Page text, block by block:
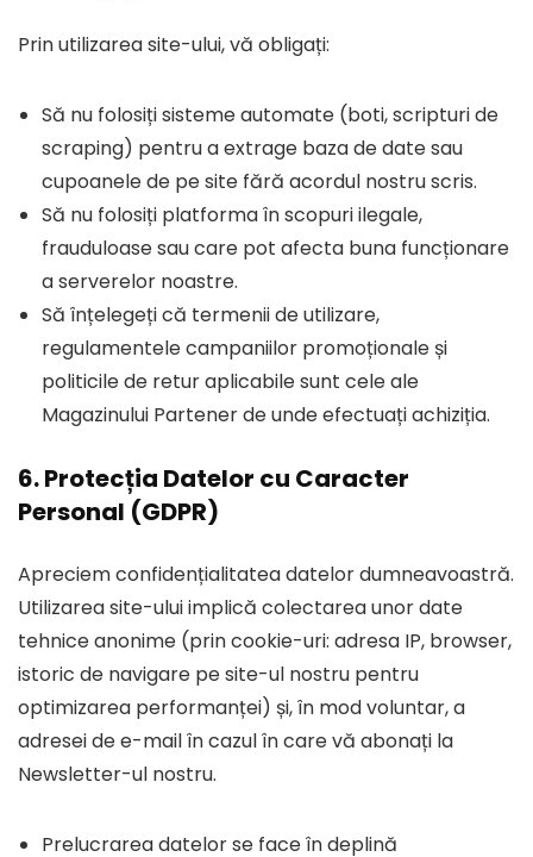
Prin utilizarea site-ului, vă obligați:
Să nu folosiți sisteme automate (boti, scripturi de
scraping) pentru a extrage baza de date sau
cupoanele de pe site fără acordul nostru scris.
Să nu folosiți platforma în scopuri ilegale,
frauduloase sau care pot afecta buna funcționare
a serverelor noastre.
Să înțelegeți că termenii de utilizare,
regulamentele campaniilor promoționale și
politicile de retur aplicabile sunt cele ale
Magazinului Partener de unde efectuați achiziția.
6. Protecția Datelor cu Caracter
Personal (GDPR)
Apreciem confidențialitatea datelor dumneavoastră.
Utilizarea site-ului implică colectarea unor date
tehnice anonime (prin cookie-uri: adresa IP, browser,
istoric de navigare pe site-ul nostru pentru
optimizarea performanței) și, în mod voluntar, a
adresei de e-mail în cazul în care vă abonați la
Newsletter-ul nostru.
Prelucrarea datelor se face în deplină